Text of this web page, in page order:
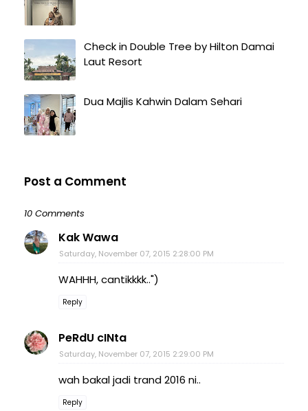
Check in Double Tree by Hilton Damai
Laut Resort
Dua Majlis Kahwin Dalam Sehari
Post a Comment
10 Comments
Kak Wawa
Saturday, November 07, 2015 2:28:00 PM
WAHHH, cantikkkk..")
Reply
PeRdU cINta
Saturday, November 07, 2015 2:29:00 PM
wah bakal jadi trand 2016 ni..
Reply